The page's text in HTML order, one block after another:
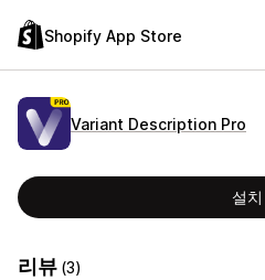
Shopify App Store
Variant Description Pro
설치
리뷰 (3)